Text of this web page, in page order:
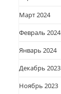
Март 2024
Февраль 2024
Январь 2024
Декабрь 2023
Ноябрь 2023